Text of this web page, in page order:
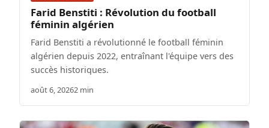
Farid Benstiti : Révolution du football
féminin algérien
Farid Benstiti a révolutionné le football féminin
algérien depuis 2022, entraînant l'équipe vers des
succès historiques.
août 6, 20262 min